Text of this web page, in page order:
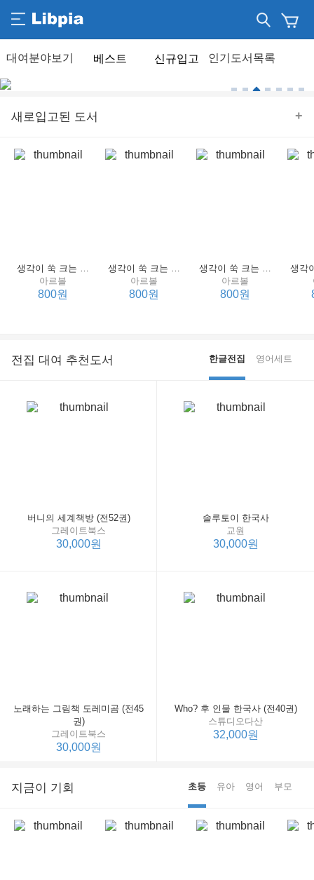
베스트 신규입고
새로입고된 도서 +
생각이 쑥 크는 세계 명작 4 : 언어 편
아르볼
800원
생각이 쑥 크는 세계 명작 3 : 언어 편
아르볼
800원
생각이 쑥 크는 세계 명작 2 : 언어 편
아르볼
800원
전집 대여 추천도서 한글전집 영어세트
버니의 세계책방 (전52권)
그레이트북스
30,000원
솔루토이 한국사
교원
30,000원
노래하는 그림책 도레미곰 (전45
권)
그레이트북스
30,000원
Who? 후 인물 한국사 (전40권)
스튜디오다산
32,000원
지금이 기회 초등 유아 영어 부모